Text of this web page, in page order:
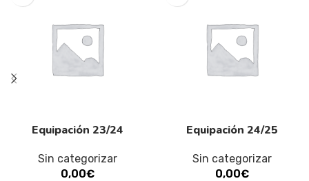
Equipación 23/24
Sin categorizar
0,00€
Equipación 24/25
Sin categorizar
0,00€